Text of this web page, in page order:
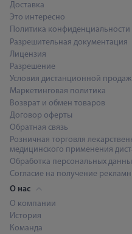
Доставка
Это интересно
Политика конфиденциальности
Разрешительная документация
Лицензия
Разрешение
Условия дистанционной
Маркетинговая политика
Возврат и обмен товаров
Договор оферты
Обратная связь
Розничная торговля
медицинского применения
Обработка персональных
Согласие на получение
О нас
О компании
История
Команда